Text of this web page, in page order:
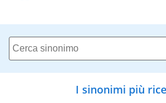
I sinonimi più